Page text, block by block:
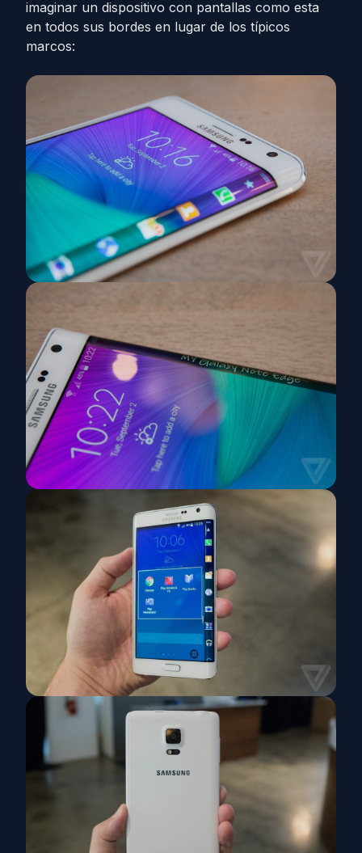
imaginar un dispositivo con pantallas como esta
en todos sus bordes en lugar de los típicos
marcos: